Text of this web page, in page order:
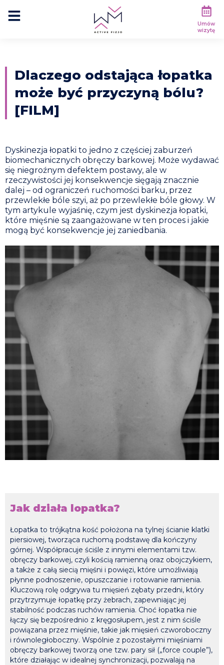
Umów
wizytę
Dlaczego odstająca łopatka
może być przyczyną bólu?
[FILM]
Dyskinezja łopatki to jedno z częściej zaburzeń
biomechanicznych obręczy barkowej. Może wydawać
się niegroźnym defektem postawy, ale w
rzeczywistości jej konsekwencje sięgają znacznie
dalej – od ograniczeń ruchomości barku, przez
przewlekłe bóle szyi, aż po przewlekłe bóle głowy. W
tym artykule wyjaśnię, czym jest dyskinezja łopatki,
które mięśnie są zaangażowane w ten proces i jakie
mogą być konsekwencje jej zaniedbania.
Jak działa lopatka?
Łopatka to trójkątna kość położona na tylnej ścianie klatki
piersiowej, tworząca ruchomą podstawę dla kończyny
górnej. Współpracuje ściśle z innymi elementami tzw.
obręczy barkowej, czyli kością ramienną oraz obojczykiem,
a także z całą siecią mięśni i powięzi, które umożliwiają
płynne podnoszenie, opuszczanie i rotowanie ramienia.
Kluczową rolę odgrywa tu mięsień zębaty przedni, który
przytrzymuje łopatkę przy żebrach, zapewniając jej
stabilność podczas ruchów ramienia. Choć łopatka nie
łączy się bezpośrednio z kręgosłupem, jest z nim ściśle
powiązana przez mięśnie, takie jak mięsień czworoboczny
i równoległoboczny. Wspólnie z pozostałymi mięśniami
obręczy barkowej tworzą one tzw. pary sił („force couple”),
które działając w idealnej synchronizacji, pozwalają na